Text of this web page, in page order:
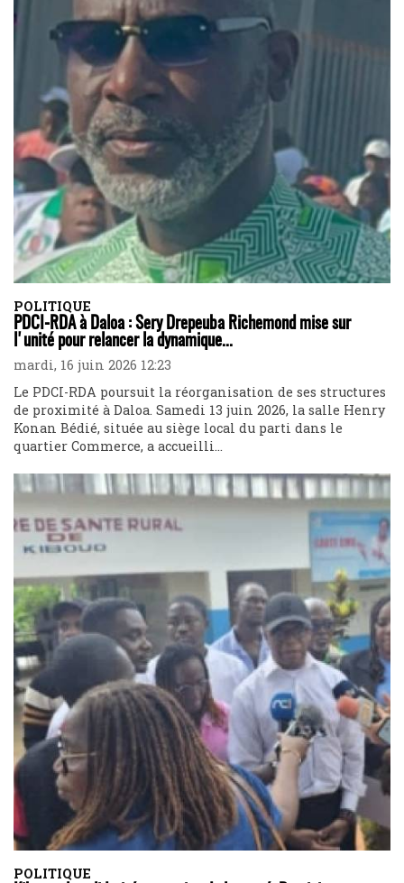
POLITIQUE
PDCI-RDA à Daloa : Sery Drepeuba Richemond mise sur
l'unité pour relancer la dynamique...
mardi, 16 juin 2026 12:23
Le PDCI-RDA poursuit la réorganisation de ses structures
de proximité à Daloa. Samedi 13 juin 2026, la salle Henry
Konan Bédié, située au siège local du parti dans le
quartier Commerce, a accueilli...
POLITIQUE